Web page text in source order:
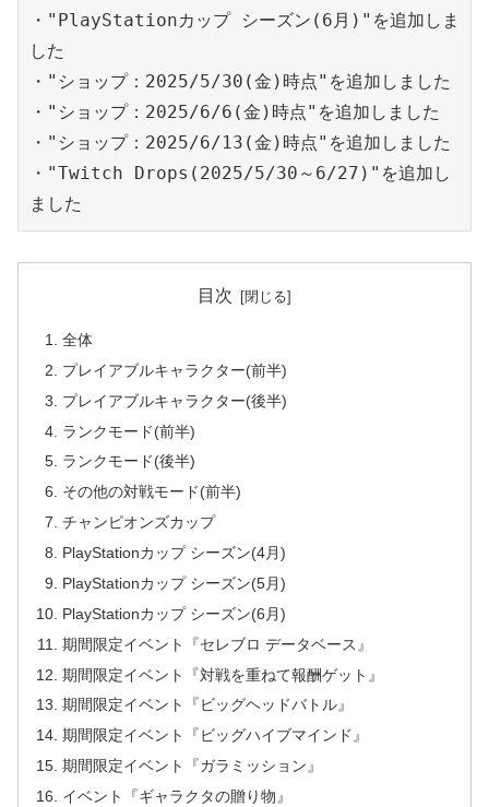
・"PlayStationカップ シーズン(6月)"を追加しま
した
・"ショップ：2025/5/30(金)時点"を追加しました
・"ショップ：2025/6/6(金)時点"を追加しました
・"ショップ：2025/6/13(金)時点"を追加しました
・"Twitch Drops(2025/5/30～6/27)"を追加し
ました
目次
全体
プレイアブルキャラクター(前半)
プレイアブルキャラクター(後半)
ランクモード(前半)
ランクモード(後半)
その他の対戦モード(前半)
チャンピオンズカップ
PlayStationカップ シーズン(4月)
PlayStationカップ シーズン(5月)
PlayStationカップ シーズン(6月)
期間限定イベント『セレブロ データベース』
期間限定イベント『対戦を重ねて報酬ゲット』
期間限定イベント『ビッグヘッドバトル』
期間限定イベント『ビッグハイブマインド』
期間限定イベント『ガラミッション』
イベント『ギャラクタの贈り物』